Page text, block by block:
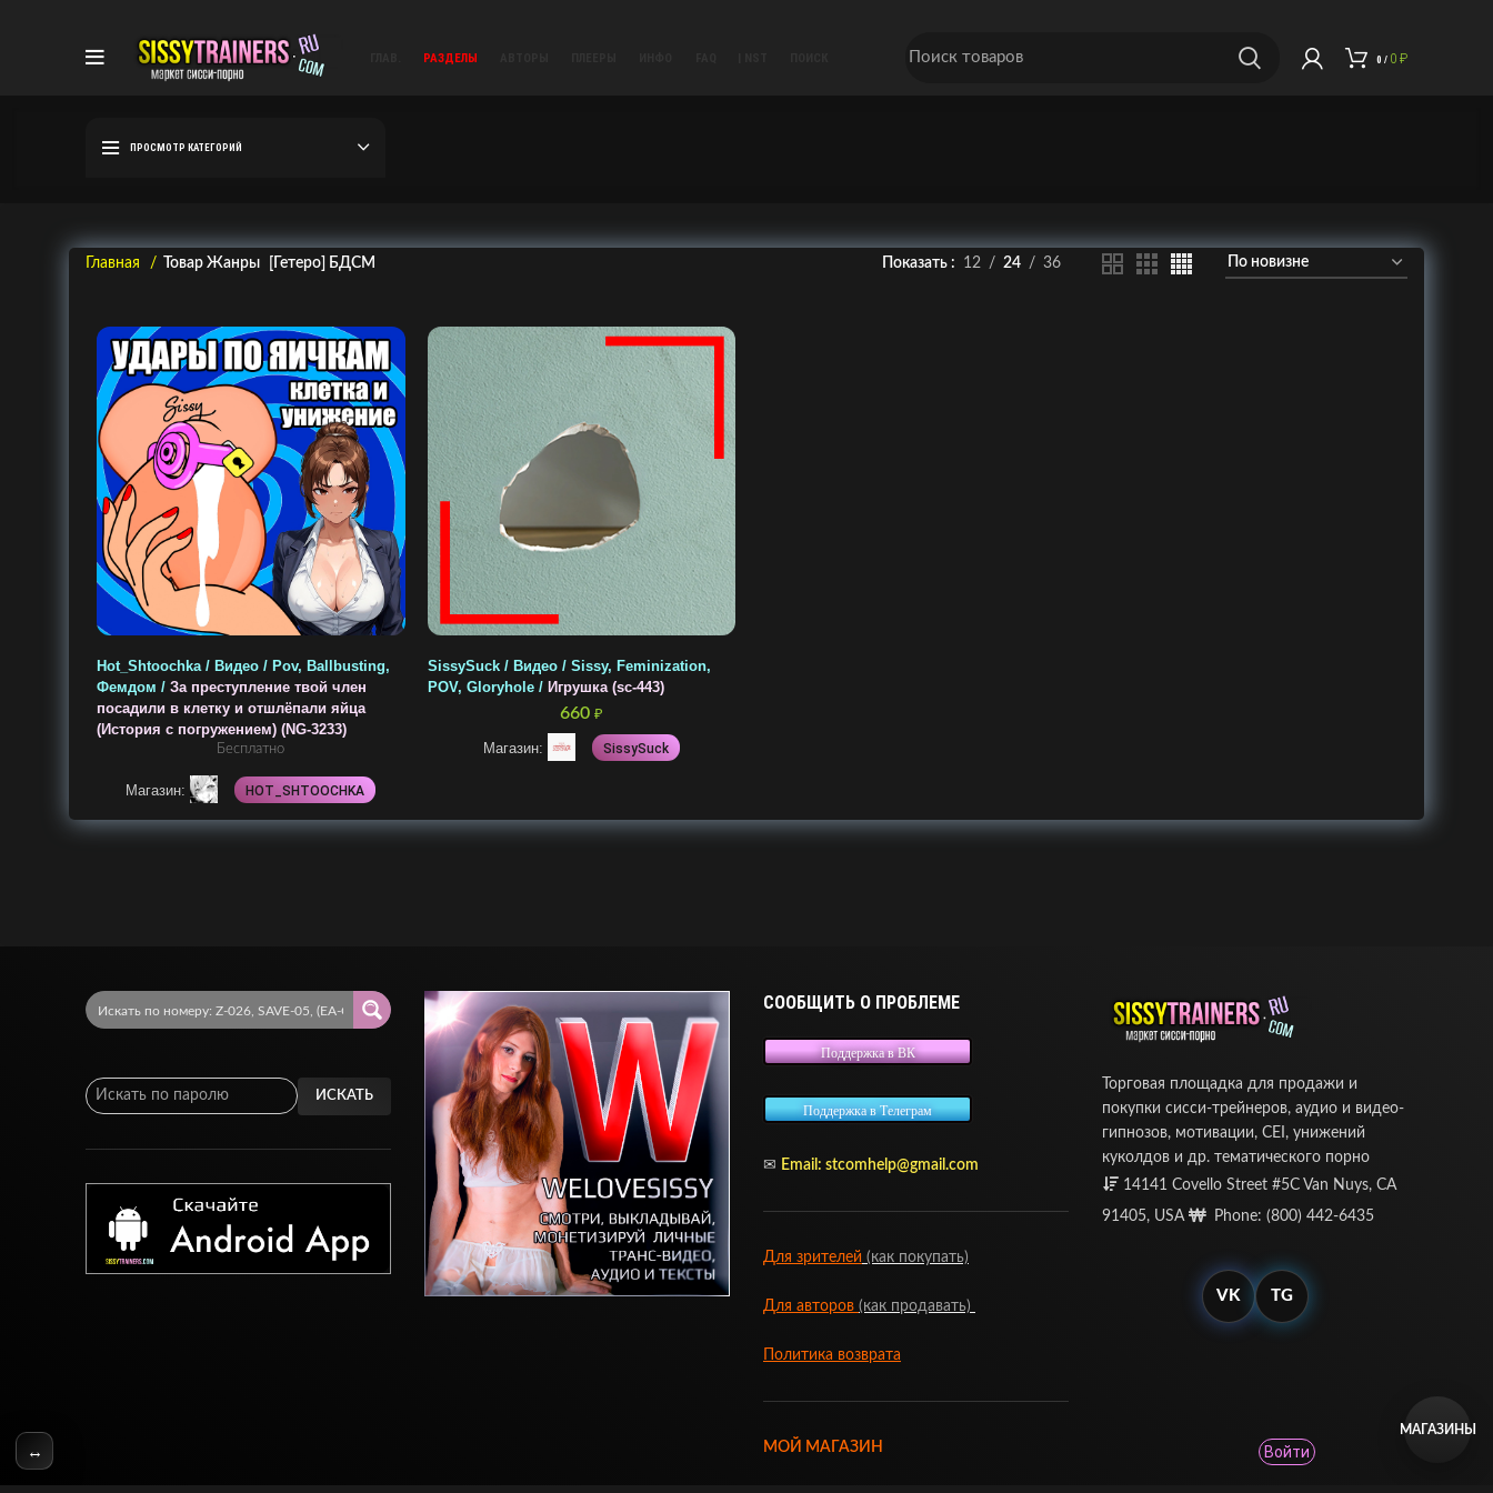
РАЗДЕЛЫ 0 / 0 ₽
ПРОСМОТР КАТЕГОРИЙ
Главная Товар Жанры [Гетеро] БДСМ Показать 12 24 36
Hot_Shtoochka / Видео / Pov, Ballbusting,
Фемдом / За преступление твой член
посадили в клетку и отшлёпали яйца
(История с погружением) (NG-3233)
Бесплатно
Магазин: HOT_SHTOOCHKA
SissySuck / Видео / Sissy, Feminization,
POV, Gloryhole / Игрушка (sc-443)
660 ₽
Магазин: SissySuck
ИСКАТЬ
СООБЩИТЬ О ПРОБЛЕМЕ
Поддержка в ВК
Поддержка в Телеграм
✉ Email: stcomhelp@gmail.com
Для зрителей (как покупать)
Для авторов (как продавать)
Политика возврата
МОЙ МАГАЗИН
Торговая площадка для продажи и
покупки сисси-трейнеров, аудио и видео-
гипнозов, мотивации, CEI, унижений
куколдов и др. тематического порно
14141 Covello Street #5C Van Nuys, CA
91405, USA
Phone: (800) 442-6435
VK TG
↔ Войти
МАГАЗИНЫ